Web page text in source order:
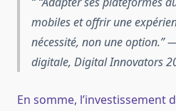
mobiles et offrir une
nécessité, non une option.”
digitale, Digital Innovators
En somme, l’investissement